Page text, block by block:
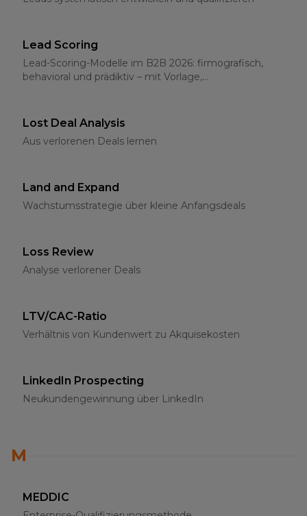
Lead Scoring
Lead-Scoring-Modelle im B2B 2026: firmografisch,
behavioral und prädiktiv – mit Vorlage,
Lost Deal Analysis
Aus verlorenen Deals lernen
Land and Expand
Wachstumsstrategie über kleine Anfangsdeals
Loss Review
Analyse verlorener Deals
LTV/CAC-Ratio
Verhältnis von Kundenwert zu Akquisekosten
LinkedIn Prospecting
Neukundengewinnung über LinkedIn
M
MEDDIC